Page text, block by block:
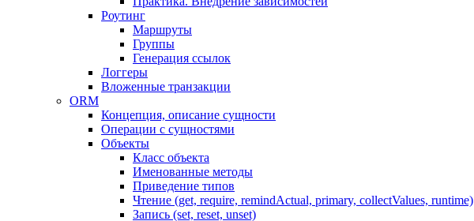
Роутинг
Маршруты
Группы
Генерация ссылок
Логгеры
Вложенные транзакции
ORM
Концепция, описание сущности
Операции с сущностями
Объекты
Класс объекта
Именованные методы
Приведение типов
Чтение (get, require, remindActual, primary, collectValues, runtime)
Запись (set, reset, unset)